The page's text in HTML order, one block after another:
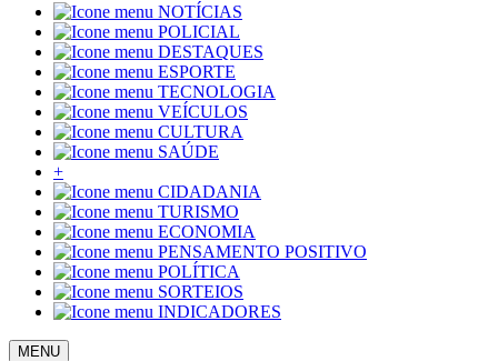
NOTÍCIAS
POLICIAL
DESTAQUES
ESPORTE
TECNOLOGIA
VEÍCULOS
CULTURA
SAÚDE
+
CIDADANIA
TURISMO
ECONOMIA
PENSAMENTO POSITIVO
POLÍTICA
SORTEIOS
INDICADORES
MENU